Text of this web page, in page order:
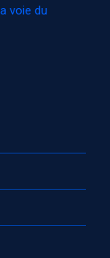
voie du